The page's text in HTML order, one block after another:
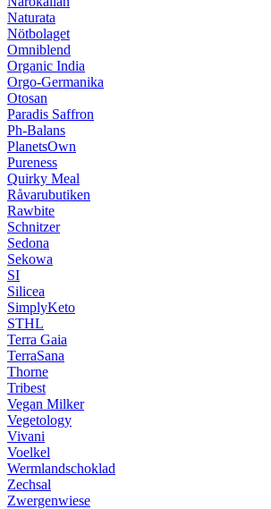
Naturata
Nötbolaget
Omniblend
Organic India
Orgo-Germanika
Otosan
Paradis Saffron
Ph-Balans
PlanetsOwn
Pureness
Quirky Meal
Råvarubutiken
Rawbite
Schnitzer
Sedona
Sekowa
SI
Silicea
SimplyKeto
STHL
Terra Gaia
TerraSana
Thorne
Tribest
Vegan Milker
Vegetology
Vivani
Voelkel
Wermlandschoklad
Zechsal
Zwergenwiese